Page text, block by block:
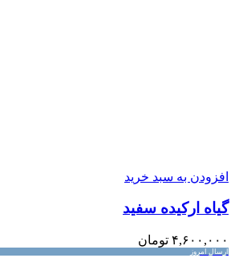
افزودن به سبد خرید
گیاه ارکیده سفید
۴,۶۰۰,۰۰۰ تومان
ارسال امروز